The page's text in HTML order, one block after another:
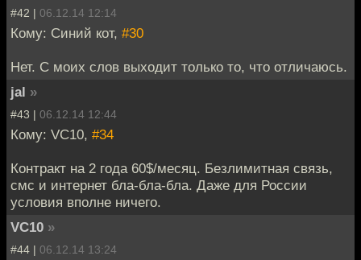
#42 | 06.12.14 12:14
Кому: Синий кот, #30
Нет. С моих слов выходит только то, что отличаюсь.
jal »
#43 | 06.12.14 12:44
Кому: VC10, #34
Контракт на 2 года 60$/месяц. Безлимитная связь,
смс и интернет бла-бла-бла. Даже для России
условия вполне ничего.
VC10 »
#44 | 06.12.14 13:24